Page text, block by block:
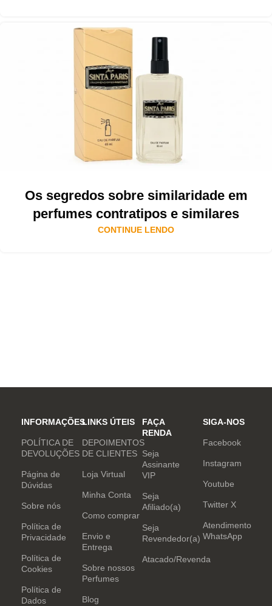
Os segredos sobre similaridade em
perfumes contratipos e similares
CONTINUE LENDO
INFORMAÇÕES
POLÍTICA DE
DEVOLUÇÕES
Página de
Dúvidas
Sobre nós
Política de
Privacidade
Política de
Cookies
Política de
Dados
LINKS ÚTEIS
DEPOIMENTOS
DE CLIENTES
Loja Virtual
Minha Conta
Como comprar
Envio e
Entrega
Sobre nossos
Perfumes
Blog
FAÇA
RENDA
Seja
Assinante
VIP
Seja
Afiliado(a)
Seja
Revendedor(a)
Atacado/Revenda
SIGA-NOS
Facebook
Instagram
Youtube
Twitter X
Atendimento
WhatsApp